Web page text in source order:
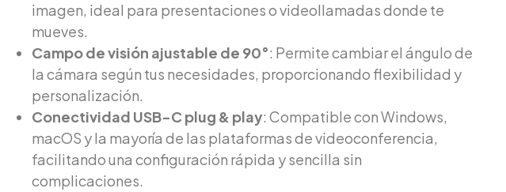
imagen, ideal para presentaciones o videollamadas donde te
mueves.
Campo de visión ajustable de 90°: Permite cambiar el ángulo de
la cámara según tus necesidades, proporcionando flexibilidad y
personalización.
Conectividad USB-C plug & play: Compatible con Windows,
macOS y la mayoría de las plataformas de videoconferencia,
facilitando una configuración rápida y sencilla sin
complicaciones.